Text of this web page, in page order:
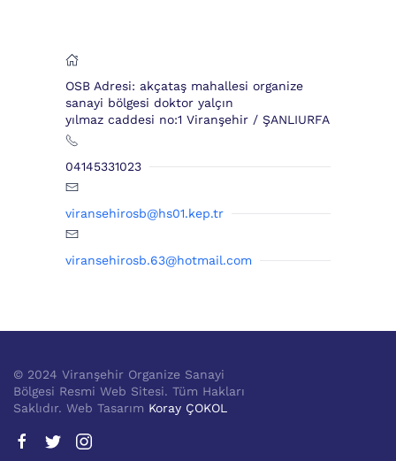
OSB Adresi: akçataş mahallesi organize
sanayi bölgesi doktor yalçın
yılmaz caddesi no:1 Viranşehir / ŞANLIURFA
04145331023
viransehirosb@hs01.kep.tr
viransehirosb.63@hotmail.com
© 2024 Viranşehir Organize Sanayi
Bölgesi Resmi Web Sitesi. Tüm Hakları
Saklıdır. Web Tasarım Koray ÇOKOL